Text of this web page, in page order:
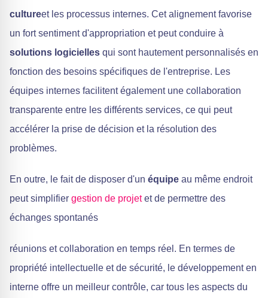
cultureet les processus internes. Cet alignement favorise
un fort sentiment d'appropriation et peut conduire à
solutions logicielles qui sont hautement personnalisés en
fonction des besoins spécifiques de l'entreprise. Les
équipes internes facilitent également une collaboration
transparente entre les différents services, ce qui peut
accélérer la prise de décision et la résolution des
problèmes.
En outre, le fait de disposer d'un équipe au même endroit
peut simplifier gestion de projetet de permettre des
échanges spontanés
réunions et collaboration en temps réel. En termes de
propriété intellectuelle et de sécurité, le développement en
interne offre un meilleur contrôle, car tous les aspects du